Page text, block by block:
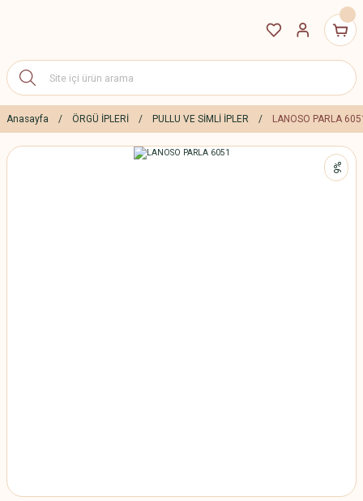
Anasayfa ÖRGÜ İPLERİ PULLU VE SİMLİ İPLER LANOSO PARLA
%6